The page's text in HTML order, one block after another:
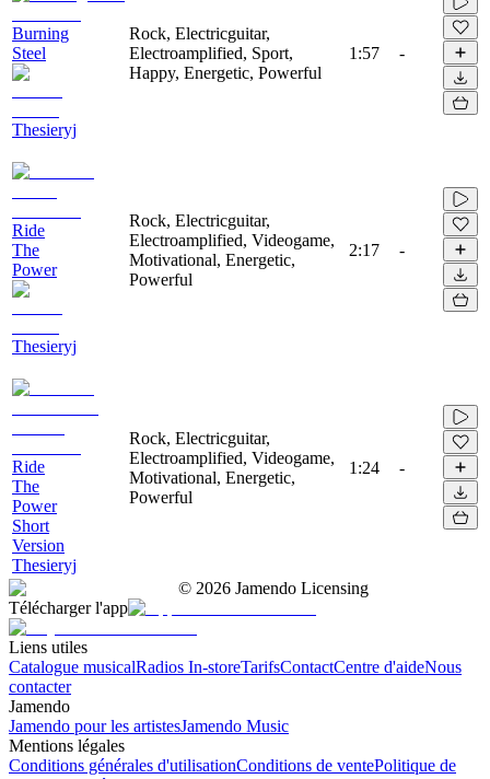
Burning
Steel
Thesieryj
Rock, Electricguitar,
Electroamplified, Sport,
Happy, Energetic, Powerful
1:57 -
Ride
The
Power
Thesieryj
Rock, Electricguitar,
Electroamplified, Videogame,
Motivational, Energetic,
Powerful
2:17 -
Ride
The
Power
Short
Version
Thesieryj
Rock, Electricguitar,
Electroamplified, Videogame,
Motivational, Energetic,
Powerful
1:24 -
© 2026 Jamendo Licensing
Télécharger l'app
Liens utiles
Catalogue musicalRadios In-storeTarifsContactCentre d'aideNous
contacter
Jamendo
Jamendo pour les artistesJamendo Music
Mentions légales
Conditions générales d'utilisationConditions de ventePolitique de